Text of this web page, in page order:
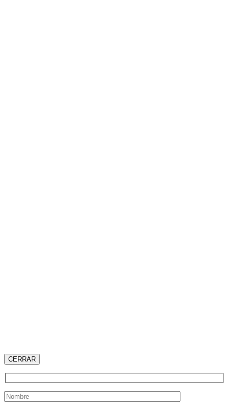
CERRAR